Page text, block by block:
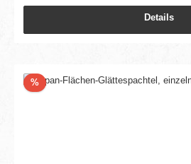
Details
%Rabatt